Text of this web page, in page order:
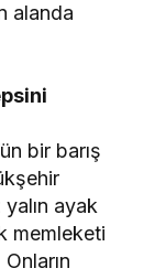
alanda
bir barış
ayak
memleketi